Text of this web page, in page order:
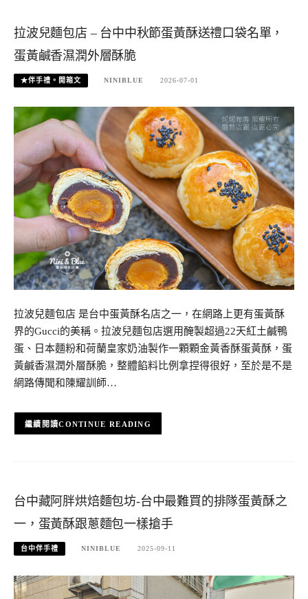
拉波兒麵包店 – 台中中秋節蛋黃酥送禮口袋名單，
蛋黃鹹香濕潤外層酥脆
★伴手禮。開箱文 NINIBLUE 2026-07-01
拉波兒麵包店 是台中蛋黃酥名店之一，在網路上更有蛋黃酥
界的Gucci的美稱。拉波兒麵包店選用醃製超過22天紅土鹹鴨
蛋、日本麵粉和荷蘭皇家奶油製作一顆顆金黃香酥蛋黃酥，蛋
黃鹹香濕潤外層酥脆，整體餡料比例拿捏得很好，至於是不是
網路傳聞和陳耀訓師…
CONTINUE READING
台中藏阿胖烘焙麵包坊-台中最難買的排隊蛋黃酥之
一，蛋黃酥跟蔥麵包一樣搶手
台中伴手禮 NINIBLUE 2025-09-11